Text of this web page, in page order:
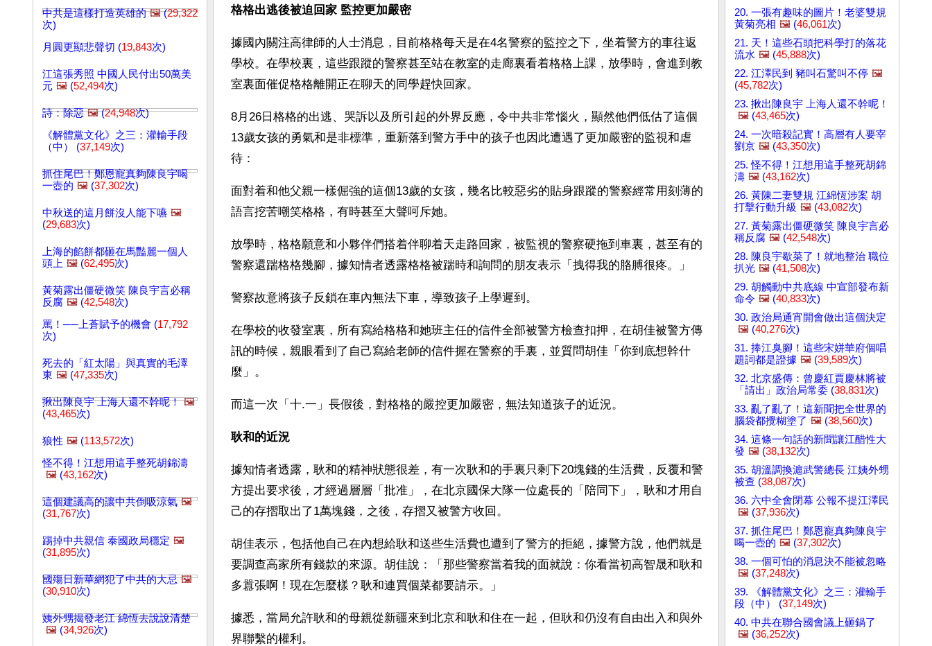
中共是這樣打造英雄的 🖼️(29,322
次)
月圓更顯悲聲切 (19,843次)
江這張秀照 中國人民付出50萬美
元 🖼️ (52,494次)
詩：除惡 🖼️(24,948次)
《解體黨文化》之三：灌輸手段
（中） (37,149次)
抓住尾巴！鄭恩寵真夠陳良宇喝
一壺的 🖼️ (37,302次)
中秋送的這月餅沒人能下嚥 🖼️
(29,683次)
上海的餡餅都砸在馬豔麗一個人
頭上 🖼️ (62,495次)
黃菊露出僵硬微笑 陳良宇言必稱
反腐 🖼️ (42,548次)
罵！──上蒼賦予的機會 (17,792
次)
死去的「紅太陽」與真實的毛澤
東 🖼️ (47,335次)
揪出陳良宇 上海人還不幹呢！ 🖼️
(43,465次)
狼性 🖼️ (113,572次)
怪不得！江想用這手整死胡錦濤
🖼️ (43,162次)
這個建議高的讓中共倒吸涼氣 🖼️
(31,767次)
踢掉中共親信 泰國政局穩定 🖼️
(31,895次)
國殤日新華網犯了中共的大忌 🖼️
(30,910次)
姨外甥揭發老江 綿恆去說說清楚
🖼️ (34,926次)
格格出逃後被迫回家 監控更加嚴密
據國內關注高律師的人士消息，目前格格每天是在4名警察的監控之下，坐着警方的車往返
學校。在學校裏，這些跟蹤的警察甚至站在教室的走廊裏看着格格上課，放學時，會進到教
室裏面催促格格離開正在聊天的同學趕快回家。
8月26日格格的出逃、哭訴以及所引起的外界反應，令中共非常惱火，顯然他們低估了這個
13歲女孩的勇氣和是非標準，重新落到警方手中的孩子也因此遭遇了更加嚴密的監視和虐
待：
面對着和他父親一樣倔強的這個13歲的女孩，幾名比較惡劣的貼身跟蹤的警察經常用刻薄的
語言挖苦嘲笑格格，有時甚至大聲呵斥她。
放學時，格格願意和小夥伴們搭着伴聊着天走路回家，被監視的警察硬拖到車裏，甚至有的
警察還踹格格幾腳，據知情者透露格格被踹時和詢問的朋友表示「拽得我的胳膊很疼。」
警察故意將孩子反鎖在車內無法下車，導致孩子上學遲到。
在學校的收發室裏，所有寫給格格和她班主任的信件全部被警方檢查扣押，在胡佳被警方傳
訊的時候，親眼看到了自己寫給老師的信件握在警察的手裏，並質問胡佳「你到底想幹什
麼」。
而這一次「十.一」長假後，對格格的嚴控更加嚴密，無法知道孩子的近況。
耿和的近況
據知情者透露，耿和的精神狀態很差，有一次耿和的手裏只剩下20塊錢的生活費，反覆和警
方提出要求後，才經過層層「批准」，在北京國保大隊一位處長的「陪同下」，耿和才用自
己的存摺取出了1萬塊錢，之後，存摺又被警方收回。
胡佳表示，包括他自己在內想給耿和送些生活費也遭到了警方的拒絕，據警方說，他們就是
要調查高家所有錢款的來源。胡佳說：「那些警察當着我的面就說：你看當初高智晟和耿和
多囂張啊！現在怎麼樣？耿和連買個菜都要請示。」
據悉，當局允許耿和的母親從新疆來到北京和耿和住在一起，但耿和仍沒有自由出入和與外
界聯繫的權利。
20. 一張有趣味的圖片！老婆雙規
黃菊亮相 🖼️ (46,061次)
21. 天！這些石頭把科學打的落花
流水 🖼️ (45,888次)
22. 江澤民到 豬叫石驚叫不停 🖼️
(45,782次)
23. 揪出陳良宇 上海人還不幹呢！
🖼️ (43,465次)
24. 一次暗殺記實！高層有人要宰
劉京 🖼️ (43,350次)
25. 怪不得！江想用這手整死胡錦
濤 🖼️ (43,162次)
26. 黃陳二妻雙規 江綿恆涉案 胡
打擊行動升級 🖼️ (43,082次)
27. 黃菊露出僵硬微笑 陳良宇言必
稱反腐 🖼️ (42,548次)
28. 陳良宇歇菜了！就地整治 職位
扒光 🖼️ (41,508次)
29. 胡觸動中共底線 中宣部發布新
命令 🖼️ (40,833次)
30. 政治局通宵開會做出這個決定
🖼️ (40,276次)
31. 捧江臭腳！這些宋姘華府個唱
題詞都是證據 🖼️ (39,589次)
32. 北京盛傳：曾慶紅賈慶林將被
「請出」政治局常委 (38,831次)
33. 亂了亂了！這新聞把全世界的
腦袋都攪糊塗了 🖼️ (38,560次)
34. 這條一句話的新聞讓江醋性大
發 🖼️ (38,132次)
35. 胡溫調換滬武警總長 江姨外甥
被查 (38,087次)
36. 六中全會閉幕 公報不提江澤民
🖼️ (37,936次)
37. 抓住尾巴！鄭恩寵真夠陳良宇
喝一壺的 🖼️ (37,302次)
38. 一個可怕的消息決不能被忽略
🖼️ (37,248次)
39. 《解體黨文化》之三：灌輸手
段（中） (37,149次)
40. 中共在聯合國會議上砸鍋了
🖼️ (36,252次)